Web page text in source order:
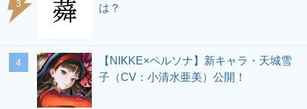
3
は？
4
【NIKKE×ペルソナ】新キャラ・天城雪
子（CV：小清水亜美）公開！